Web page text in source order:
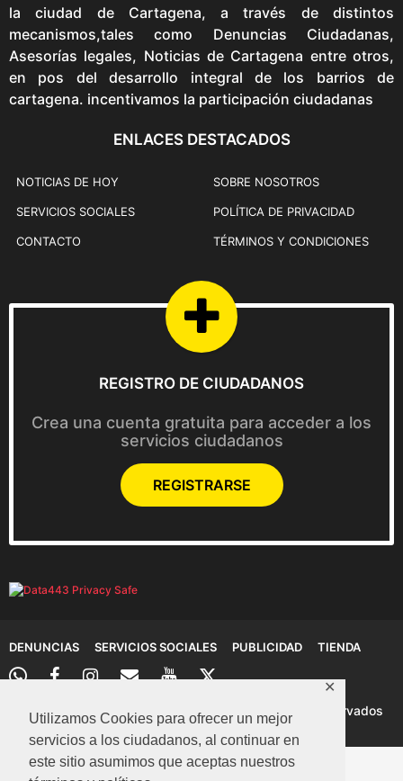
Utilizamos Cookies para ofrecer un mejor
servicios a los ciudadanos, al continuar en
este sitio asumimos que aceptas nuestros
✕
la ciudad de Cartagena, a través de distintos
mecanismos,tales como Denuncias Ciudadanas,
Asesorías legales, Noticias de Cartagena entre otros,
en pos del desarrollo integral de los barrios de
cartagena. incentivamos la participación ciudadanas
ENLACES DESTACADOS
NOTICIAS DE HOY
SERVICIOS SOCIALES
CONTACTO
SOBRE NOSOTROS
POLÍTICA DE PRIVACIDAD
TÉRMINOS Y CONDICIONES
REGISTRO DE CIUDADANOS
Crea una cuenta gratuita para acceder a los
servicios ciudadanos
REGISTRARSE
DENUNCIAS SERVICIOS SOCIALES PUBLICIDAD TIENDA
© 2026 Denuncias Cartagena: Todos los derechos reservados